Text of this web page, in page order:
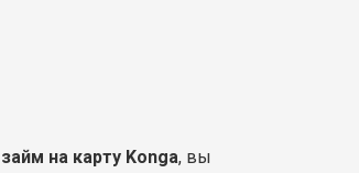
займ на карту Konga, вы